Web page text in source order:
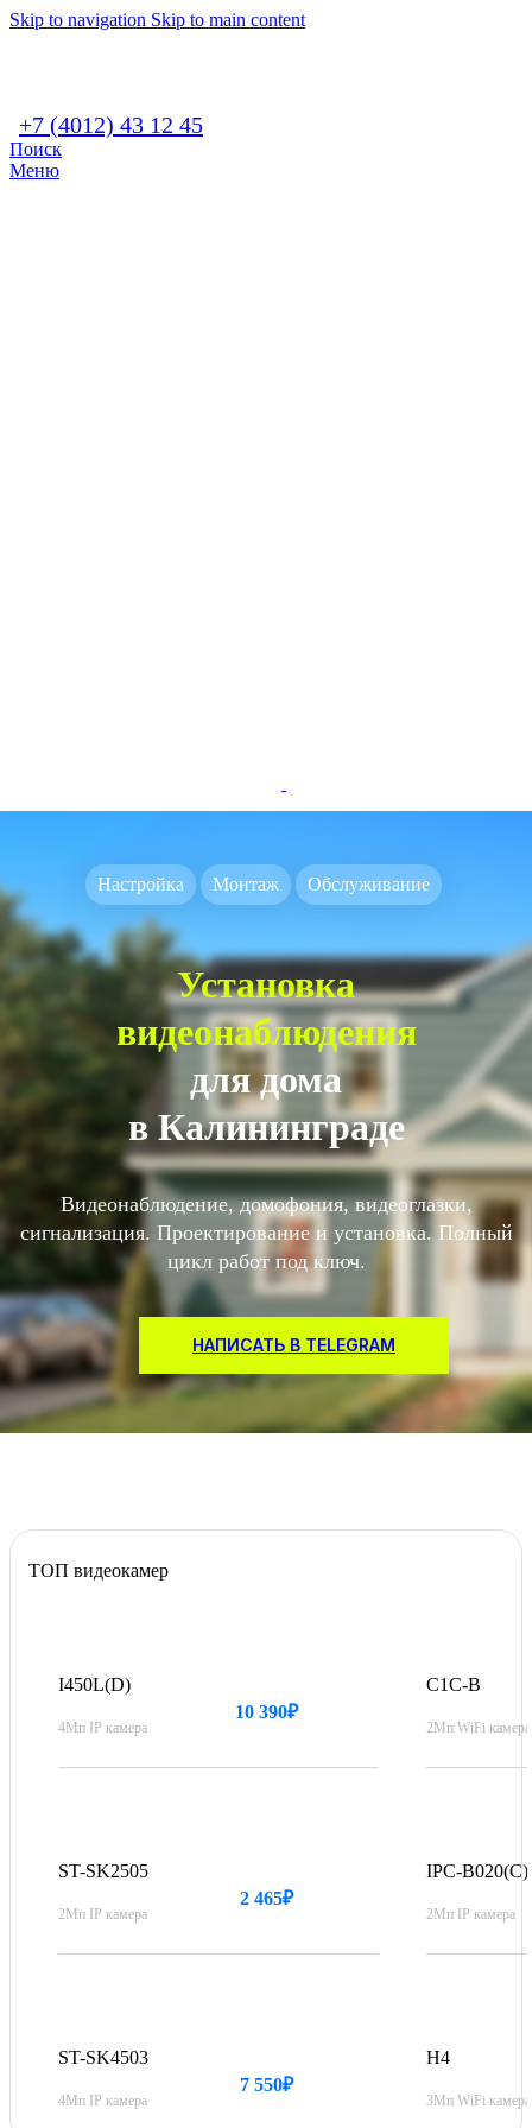
Skip to navigation Skip to main content
+7 (4012) 43 12 45
Поиск
Меню
Настройка Монтаж Обслуживание
Установка
видеонаблюдения
для дома
в Калининграде
Видеонаблюдение, домофония, видеоглазки,
сигнализация. Проектирование и установка. Полный
цикл работ под ключ.
НАПИСАТЬ В TELEGRAM
ТОП видеокамер
10 390₽
I450L(D)
4Мп IP камера
2 465₽
ST-SK2505
2Мп IP камера
7 550₽
ST-SK4503
4Мп IP камера
C1C-B
2Мп WiFi камера
IPC-B020(C)
2Мп IP камера
H4
3Мп WiFi камера